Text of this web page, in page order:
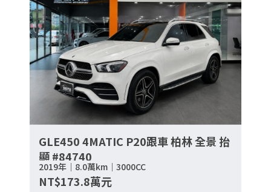
GLE450 4MATIC P20跟車 柏林 全景 抬
顯 #84740
2019年｜8.0萬km｜3000CC
NT$173.8萬元